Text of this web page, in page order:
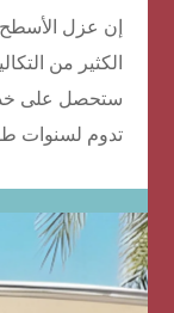
إن عزل
الكثير من
ستحصل على
تدوم لسنوات